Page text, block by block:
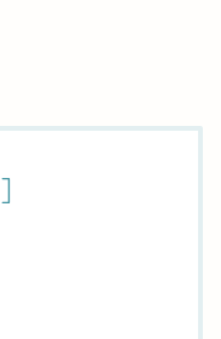
]